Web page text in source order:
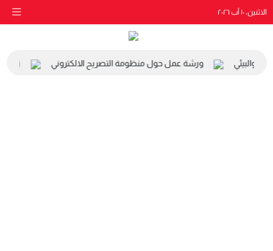
الاثنين، ١٠ آب ٢٠٢٦
والبيئي ورشة عمل حول منظومة التصريح الالكتروني